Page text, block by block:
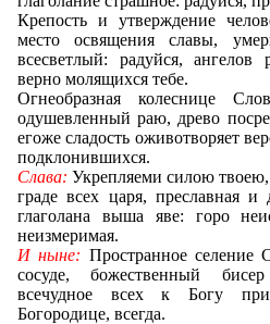
Крепость и утверждение
место освящения славы,
всесветлый: радуйся, ангелов
верно молящихся тебе.
Огнеобразная колеснице
одушевленный раю, древо
егоже сладость оживотворяет
подклонившихся.
Слава: Укрепляеми силою
граде всех царя, преславная
глаголана выша яве: горо
неизмеримая.
И ныне: Пространное селение
сосуде, божественный
всечудное всех к Богу
Богородице, всегда.